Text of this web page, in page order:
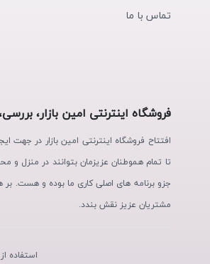
تماس با ما
فروشگاه اینترنتی امین بازار،
افتتاح فروشگاه اینترنتی امین بازار در
تا تمام هموطنان عزیزمان بتوانند در منزل و
جزو برنامه های اصلی کاری ما بوده و هست.
مشتریان عزیز نقش بندد.
استفاده